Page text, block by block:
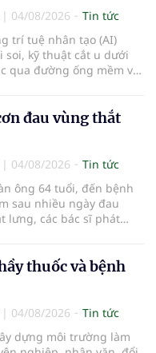
| 04/08/2026
Tin tức
trí tuệ nhân tạo (AI)
soi, kỹ thuật cắt u dưới
qua đường ống mềm và
dung trọng tâm được
Hội thảo khoa học cập
gan mật vừa diễn ra
tại Bệnh viện Đại học
Bàng.
đau vùng thắt
| 04/08/2026
Tin tức
ông 64 tuổi, đến bệnh
sau nhiều ngày đau
lưng, các bác sĩ phát
bào thận. Với khối u còn
sớm, người bệnh được
thuật robot thay vì phải
bộ quả thận như trước
thuốc và bệnh
| 04/08/2026
Tin tức
dựng môi trường làm